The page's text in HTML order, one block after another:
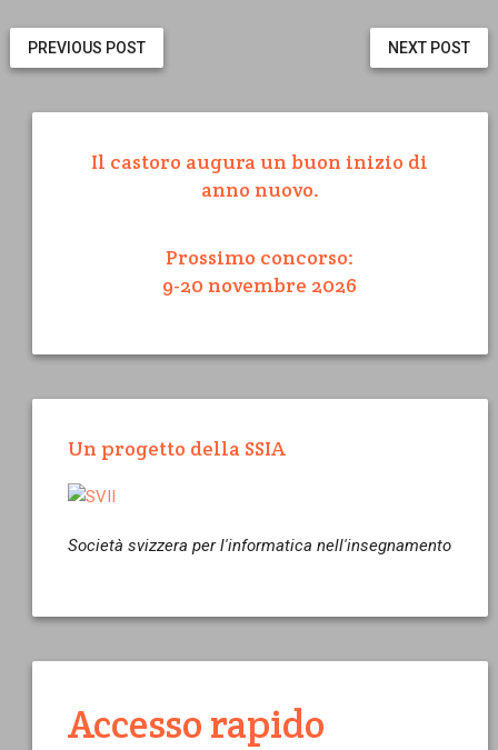
NEXT POST
PREVIOUS POST
Il castoro augura un buon inizio di
anno nuovo.
Prossimo concorso:
9-20 novembre 2026
Un progetto della SSIA
Società svizzera per l'informatica nell'insegnamento
Accesso rapido